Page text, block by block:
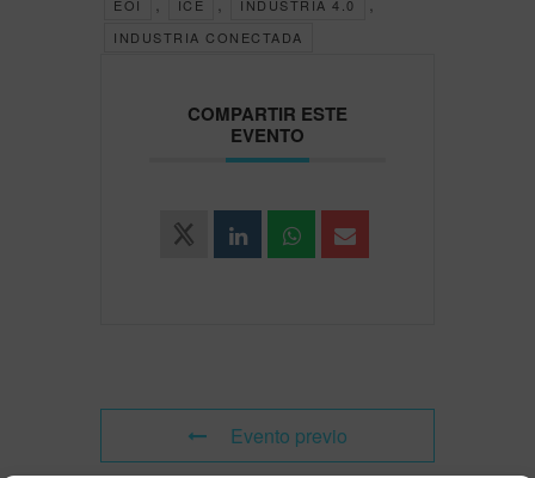
EOI ICE INDUSTRIA 4.0
INDUSTRIA CONECTADA
COMPARTIR ESTE
EVENTO
Evento previo